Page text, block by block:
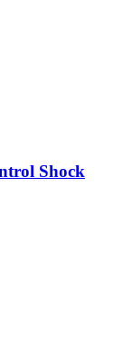
Shock